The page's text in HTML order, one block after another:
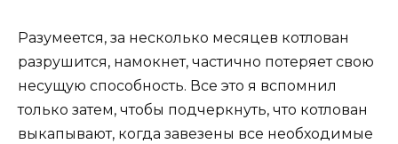
Разумеется, за несколько месяцев котлован
разрушится, намокнет, частично потеряет свою
несущую способность. Все это я вспомнил
только затем, чтобы подчеркнуть, что котлован
выкапывают, когда завезены все необходимые